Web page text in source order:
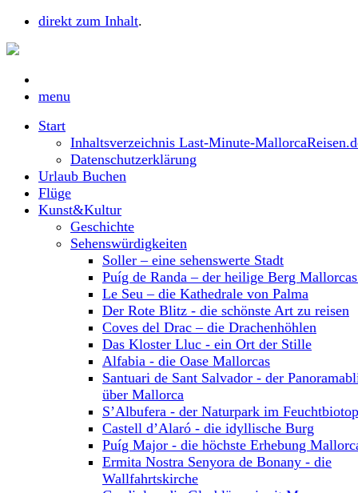
direkt zum Inhalt.
menu
Start
Inhaltsverzeichnis Last-Minute-
Datenschutzerklärung
Urlaub Buchen
Flüge
Kunst&Kultur
Geschichte
Sehenswürdigkeiten
Soller – eine sehenswerte Stadt
Puíg de Randa – der heilige Berg
Le Seu – die Kathedrale von Palma
Der Rote Blitz - die schönste Art zu reisen
Coves del Drac – die Drachenhöhlen
Das Kloster Lluc - ein Ort der Stille
Alfabia - die Oase Mallorcas
Santuari de Sant Salvador - der
über Mallorca
S’Albufera - der Naturpark im Feuchtbiotop
Castell d’Alaró - die idyllische Burg
Puíg Major - die höchste Erhebung
Ermita Nostra Senyora de Bonany - die
Wallfahrtskirche